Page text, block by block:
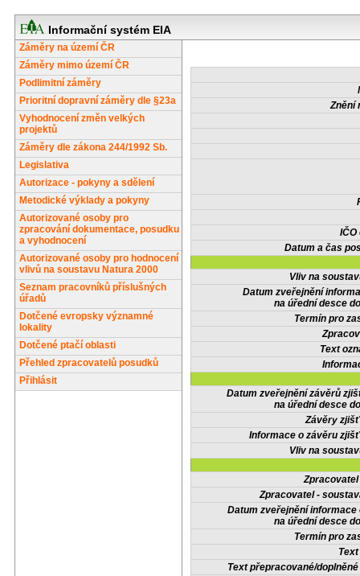
Informační systém EIA
Záměry na území ČR
Záměry mimo území ČR
Podlimitní záměry
Prioritní dopravní záměry dle §23a
Vyhodnocení změn velkých
projektů
Záměry dle zákona 244/1992 Sb.
Legislativa
Autorizace - pokyny a sdělení
Metodické výklady a pokyny
Autorizované osoby pro
zpracování dokumentace, posudku
a vyhodnocení
Autorizované osoby pro hodnocení
vlivů na soustavu Natura 2000
Seznam pracovníků příslušných
úřadů
Dotčené evropsky významné
lokality
Dotčené ptačí oblasti
Přehled zpracovatelů posudků
Přihlásit
Znění
IČO
Datum a čas
Vliv na
Datum zveřejnění
na úřední desce
Termín pro
Text
Datum zveřejnění závěrů
na úřední desce
Závěry
Informace o závěru
Vliv na
Zpracovatel -
Datum zveřejnění informace
na úřední desce
Termín pro
Text přepracované/